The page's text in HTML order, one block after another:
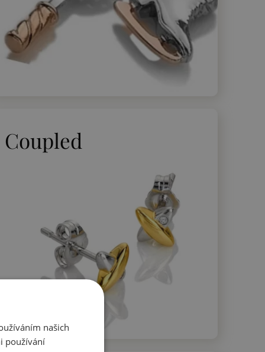
Coupled
našich
používání